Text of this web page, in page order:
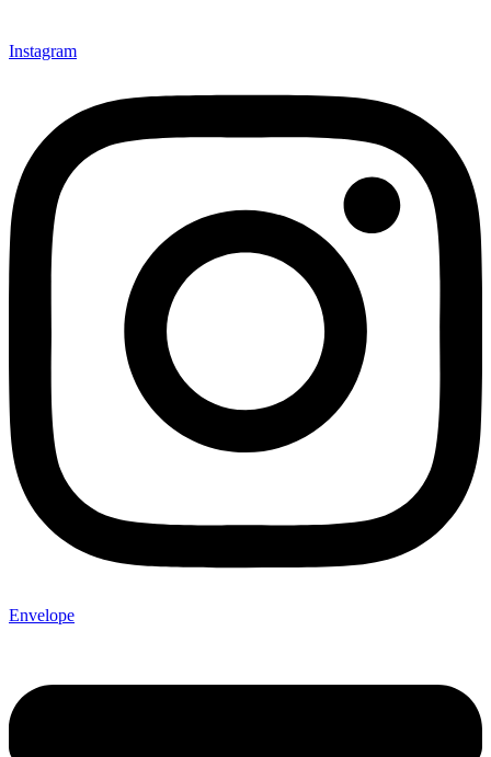
Instagram
Envelope